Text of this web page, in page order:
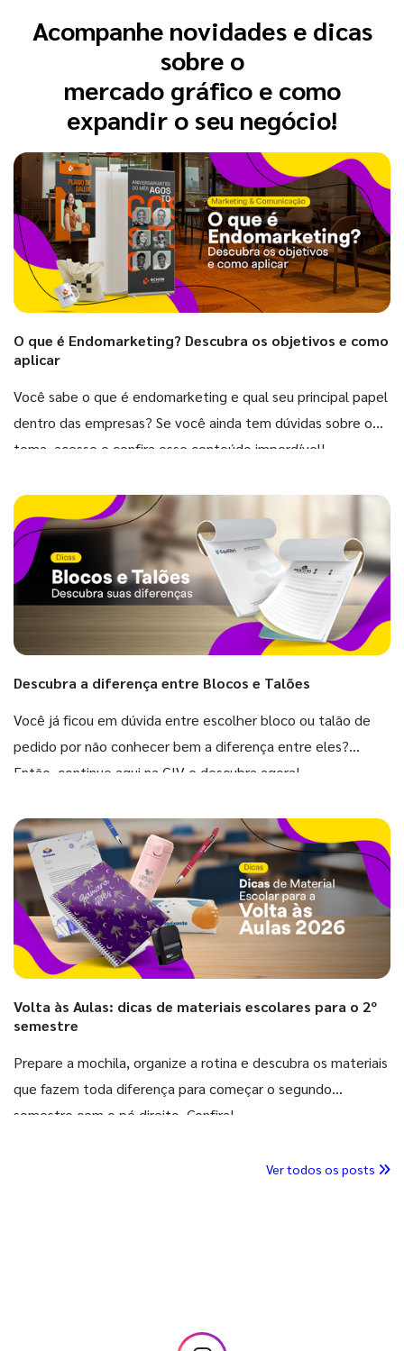
Acompanhe novidades e dicas
sobre o
mercado gráfico e como
expandir o seu negócio!
O que é Endomarketing? Descubra os objetivos e como
aplicar
Você sabe o que é endomarketing e qual seu principal papel
dentro das empresas? Se você ainda tem dúvidas sobre o
tema, acesse e confira esse conteúdo imperdível!
Descubra a diferença entre Blocos e Talões
Você já ficou em dúvida entre escolher bloco ou talão de
pedido por não conhecer bem a diferença entre eles?
Então, continue aqui na GIV e descubra agora!
Volta às Aulas: dicas de materiais escolares para o 2º
semestre
Prepare a mochila, organize a rotina e descubra os materiais
que fazem toda diferença para começar o segundo
semestre com o pé direito. Confira!
Ver todos os posts